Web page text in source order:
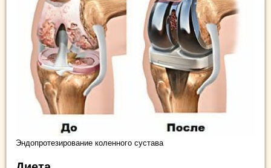
Эндопротезирование коленного сустава